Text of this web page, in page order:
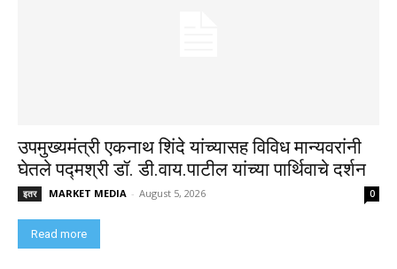
उपमुख्यमंत्री एकनाथ शिंदे यांच्यासह विविध मान्यवरांनी
घेतले पद्मश्री डॉ. डी.वाय.पाटील यांच्या पार्थिवाचे दर्शन
इतर MARKET MEDIA - August 5, 2026 0
Read more